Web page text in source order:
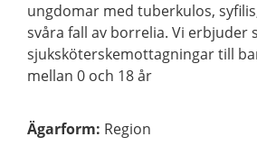
ungdomar med tuberkulos,
svåra fall av borrelia. Vi erbjuder
sjuksköterskemottagningar till
mellan 0 och 18 år
Ägarform: Region